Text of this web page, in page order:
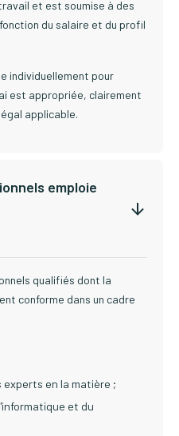
et est soumise à des
du salaire et du profil
individuellement pour
est appropriée, clairement
applicable.
emploie
qualifiés dont la
conforme dans un cadre
en la matière ;
et du